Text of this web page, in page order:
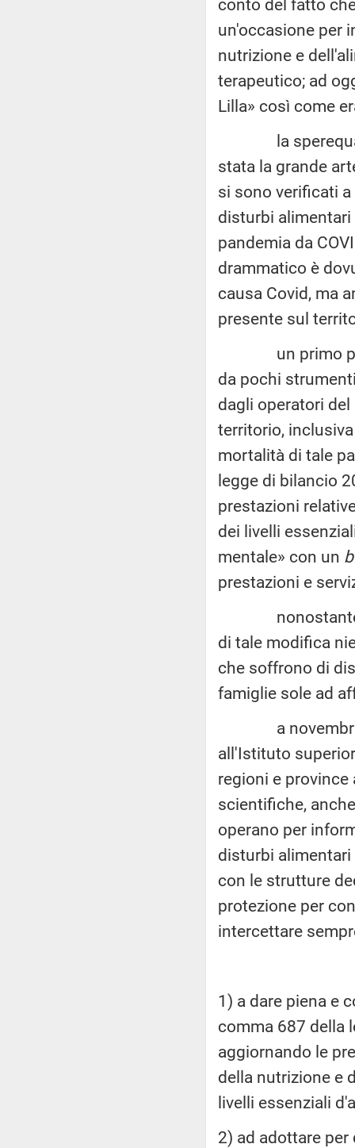
conto del fatto
un'occasione per
nutrizione e
terapeutico; ad
Lilla» così come
la
stata la grande
si sono verificati
disturbi alimentari
pandemia da
drammatico è
causa Covid, ma
presente sul
un primo
da pochi
dagli operatori
territorio,
mortalità di tale
legge di bilancio
prestazioni
dei livelli
mentale» con un
prestazioni e
nonostante sia
di tale modifica
che soffrono di
famiglie sole ad
a novembre
all'Istituto
regioni e
scientifiche,
operano per
disturbi
con le strutture
protezione per
intercettare
1) a dare piena e
comma 687 della
aggiornando le
della nutrizione e
livelli essenziali
2) ad adottare